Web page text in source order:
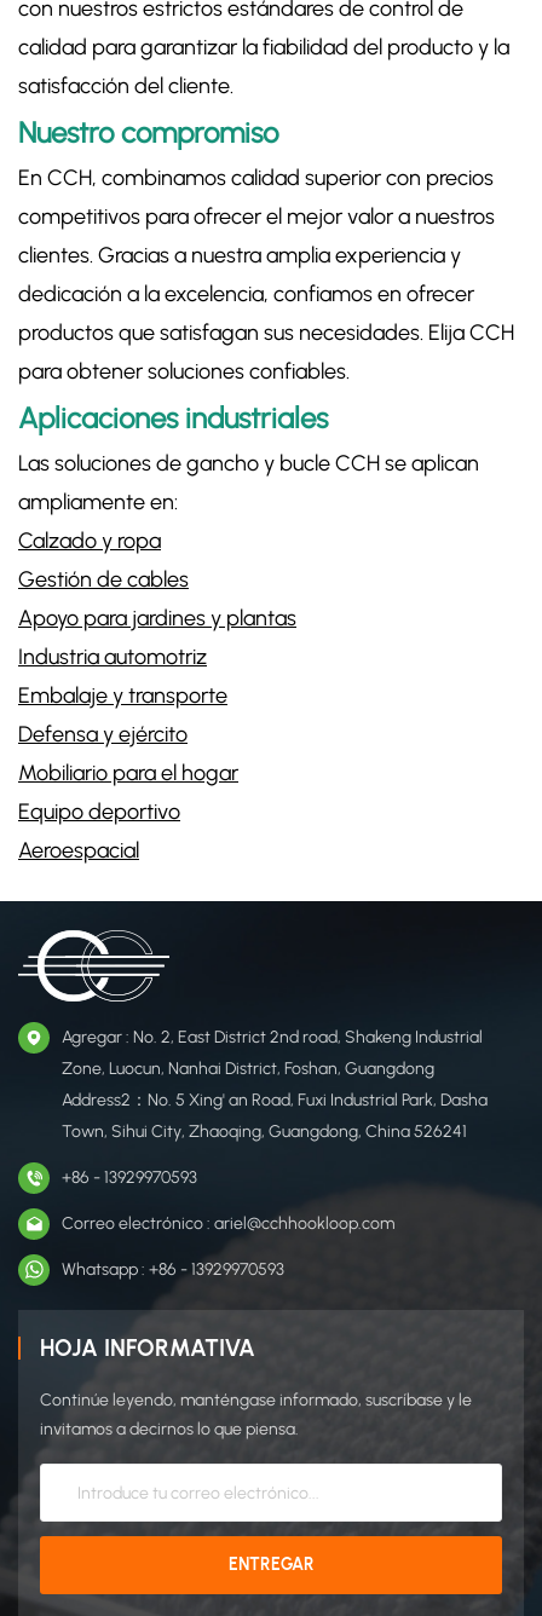
con nuestros estrictos estándares de control de
calidad para garantizar la fiabilidad del producto y la
satisfacción del cliente.
Nuestro compromiso
En CCH, combinamos calidad superior con precios
competitivos para ofrecer el mejor valor a nuestros
clientes. Gracias a nuestra amplia experiencia y
dedicación a la excelencia, confiamos en ofrecer
productos que satisfagan sus necesidades. Elija CCH
para obtener soluciones confiables.
Aplicaciones industriales
Las soluciones de gancho y bucle CCH se aplican
ampliamente en:
Calzado y ropa
Gestión de cables
Apoyo para jardines y plantas
Industria automotriz
Embalaje y transporte
Defensa y ejército
Mobiliario para el hogar
Equipo deportivo
Aeroespacial
Agregar : No. 2, East District 2nd road, Shakeng Industrial
Zone, Luocun, Nanhai District, Foshan, Guangdong
Address2：No. 5 Xing' an Road, Fuxi Industrial Park, Dasha
Town, Sihui City, Zhaoqing, Guangdong, China 526241
+86 - 13929970593
Correo electrónico : ariel@cchhookloop.com
Whatsapp : +86 - 13929970593
HOJA INFORMATIVA
Continúe leyendo, manténgase informado, suscríbase y le
invitamos a decirnos lo que piensa.